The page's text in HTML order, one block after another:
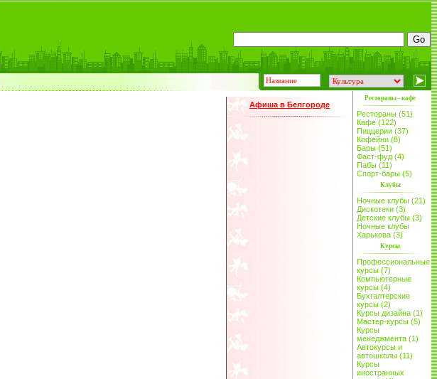
Афиша в Белгороде
Рестораны - кафе
Рестораны (51)
Кафе (122)
Пиццерии (37)
Кофейни (8)
Бары (51)
Фаст-фуд (4)
Пабы (11)
Спорт-бары (5)
Клубы
Ночные клубы (21)
Дискотеки (3)
Детские клубы (3)
Ночные клубы
Харькова (3)
Курсы
Профессиональные
курсы (7)
Компьютерные
курсы (4)
Бухгалтерские
курсы (2)
Курсы дизайна (1)
Мастер-курсы (5)
Курсы
менеджмента (1)
Автокурсы и
автошколы (11)
Курсы
иностранных